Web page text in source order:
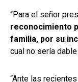
“Para el señor
reconocimiento
familia, por su
cual no sería dable
“Ante las